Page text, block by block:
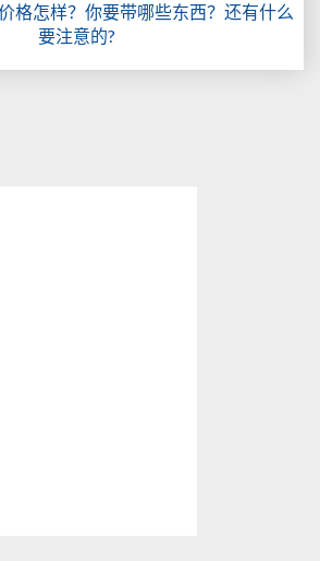
格怎样？你要带哪些东西？还有什么
要注意的?